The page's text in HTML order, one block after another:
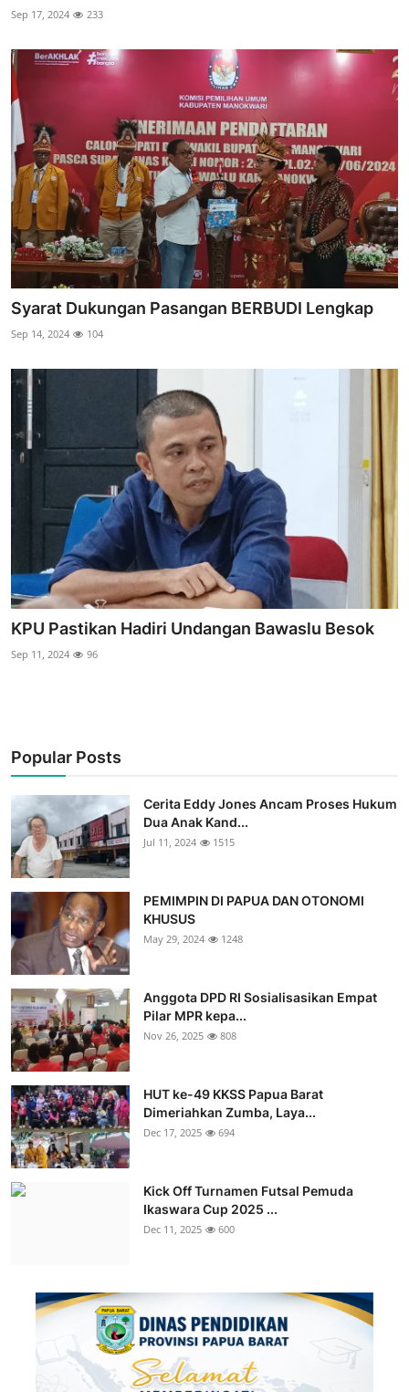
Sep 17, 2024 233
Syarat Dukungan Pasangan BERBUDI Lengkap
Sep 14, 2024 104
KPU Pastikan Hadiri Undangan Bawaslu Besok
Sep 11, 2024 96
Popular Posts
Cerita Eddy Jones Ancam Proses Hukum
Dua Anak Kand...
Jul 11, 2024 1515
PEMIMPIN DI PAPUA DAN OTONOMI
KHUSUS
May 29, 2024 1248
Anggota DPD RI Sosialisasikan Empat
Pilar MPR kepa...
Nov 26, 2025 808
HUT ke-49 KKSS Papua Barat
Dimeriahkan Zumba, Laya...
Dec 17, 2025 694
Kick Off Turnamen Futsal Pemuda
Ikaswara Cup 2025 ...
Dec 11, 2025 600